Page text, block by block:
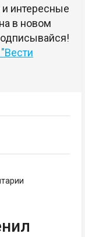
интересные
в новом